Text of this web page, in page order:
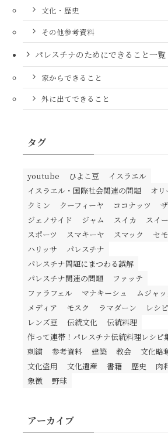
文化・歴史
その他参考資料
パレスチナのためにできること一覧
家からできること
外に出てできること
タグ
youtube ひよこ豆
イスラエル
イスラエル・国際社会関連の問題
オリ
クミン
クーフィーヤ ココナッツ
ジェノサイド
ジャム スイカ
スイ
スポーツ
スマキーヤ スマック
セ
ハリッサ
パレスチナ
パレスチナ問題にまつわる誤解
パレスチナ関連の問題
ファッテ
ファラフェル
マナキーシュ
ムジャ
メディア
モスク ラマダーン
レシピ
レンズ豆
伝統文化
伝統料理
作って連帯！パレスチナ伝統料理レシピ
刺繍
参考資料 建築 教会
文化略
文化盗用
文化遺産 書籍 歴史
肉
象徴
野球
アーカイブ